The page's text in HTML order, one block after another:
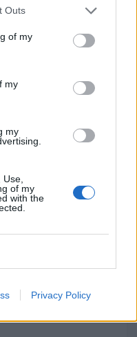
Outs
of my
my
my
of my
with the
Privacy Policy
Social de la
Pascual para la
en Derecho por la
varios cargos en la
área privada ha sido
Marco Polo
Presidente del
y vicepresidente
la Industria Química
Químicas por la
Presidente del
de A Coruña,
Es licenciado en
Oviedo y abogado del